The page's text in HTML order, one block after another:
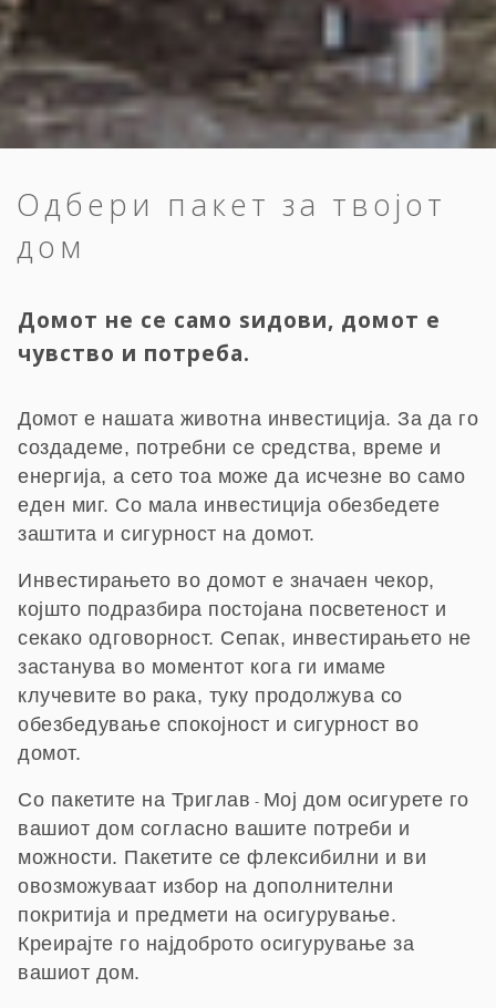
Одбери пакет за твојот
дом
Домот не се само ѕидови, домот е
чувство и потреба.
Домот е нашата животна инвестиција. За да го
создадеме, потребни се средства, време и
енергија, а сето тоа може да исчезне во само
еден миг. Со мала инвестиција обезбедете
заштита и сигурност на домот.
Инвестирањето во домот е значаен чекор,
којшто подразбира постојана посветеност и
секако одговорност. Сепак, инвестирањето не
застанува во моментот кога ги имаме
клучевите во рака, туку продолжува со
обезбедување спокојност и сигурност во
домот.
Со пакетите на Триглав - Мој дом осигурете го
вашиот дом согласно вашите потреби и
можности. Пакетите се флексибилни и ви
овозможуваат избор на дополнителни
покритија и предмети на осигурување.
Креирајте го најдоброто осигурување за
вашиот дом.